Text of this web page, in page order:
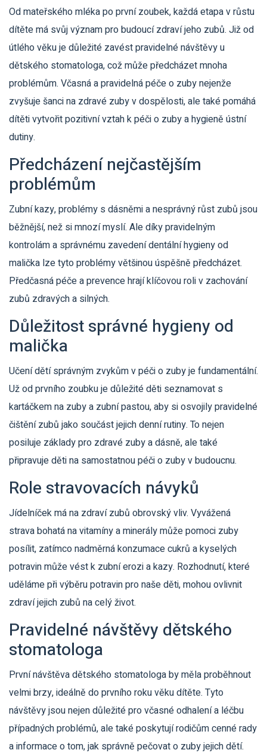
Od mateřského mléka po první zoubek, každá etapa v růstu
dítěte má svůj význam pro budoucí zdraví jeho zubů. Již od
útlého věku je důležité zavést pravidelné návštěvy u
dětského stomatologa, což může předcházet mnoha
problémům. Včasná a pravidelná péče o zuby nejenže
zvyšuje šanci na zdravé zuby v dospělosti, ale také pomáhá
dítěti vytvořit pozitivní vztah k péči o zuby a hygieně ústní
dutiny.
Předcházení nejčastějším
problémům
Zubní kazy, problémy s dásněmi a nesprávný růst zubů jsou
běžnější, než si mnozí myslí. Ale díky pravidelným
kontrolám a správnému zavedení dentální hygieny od
malička lze tyto problémy většinou úspěšně předcházet.
Předčasná péče a prevence hrají klíčovou roli v zachování
zubů zdravých a silných.
Důležitost správné hygieny od
malička
Učení dětí správným zvykům v péči o zuby je fundamentální.
Už od prvního zoubku je důležité děti seznamovat s
kartáčkem na zuby a zubní pastou, aby si osvojily pravidelné
čištění zubů jako součást jejich denní rutiny. To nejen
posiluje základy pro zdravé zuby a dásně, ale také
připravuje děti na samostatnou péči o zuby v budoucnu.
Role stravovacích návyků
Jídelníček má na zdraví zubů obrovský vliv. Vyvážená
strava bohatá na vitamíny a minerály může pomoci zuby
posílit, zatímco nadměrná konzumace cukrů a kyselých
potravin může vést k zubní erozi a kazy. Rozhodnutí, které
uděláme při výběru potravin pro naše děti, mohou ovlivnit
zdraví jejich zubů na celý život.
Pravidelné návštěvy dětského
stomatologa
První návštěva dětského stomatologa by měla proběhnout
velmi brzy, ideálně do prvního roku věku dítěte. Tyto
návštěvy jsou nejen důležité pro včasné odhalení a léčbu
případných problémů, ale také poskytují rodičům cenné rady
a informace o tom, jak správně pečovat o zuby jejich dětí.